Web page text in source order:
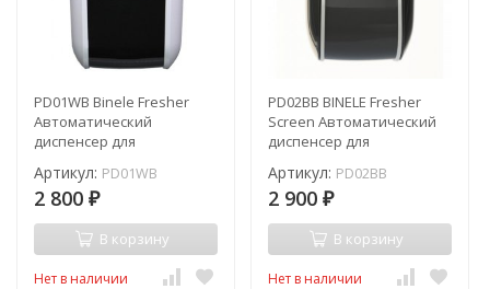
PD01WB Binele Fresher
Автоматический
диспенсер для
Артикул: PD01WB
2 800 ₽
В корзину
Нет в наличии
PD02BB BINELE Fresher
Screen Автоматический
диспенсер для
Артикул: PD02BB
2 900 ₽
В корзину
Нет в наличии